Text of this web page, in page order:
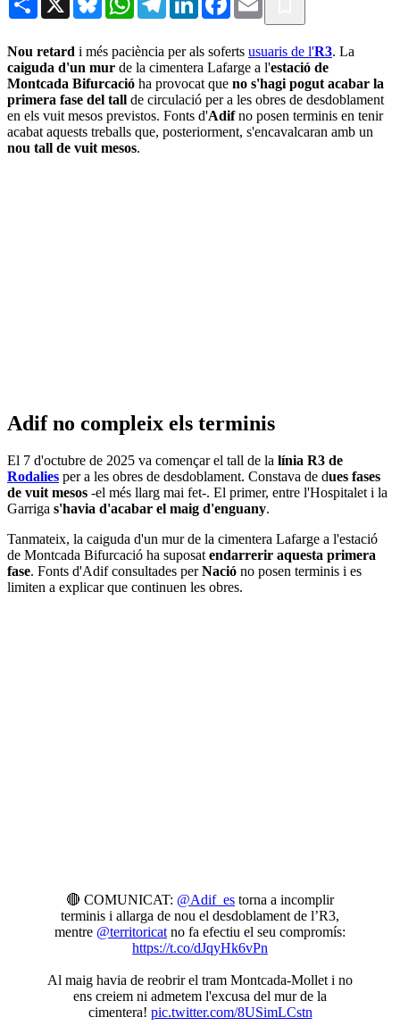
Nou retard i més paciència per als soferts usuaris de l'R3. La
caiguda d'un mur de la cimentera Lafarge a l'estació de
Montcada Bifurcació ha provocat que no s'hagi pogut acabar la
primera fase del tall de circulació per a les obres de desdoblament
en els vuit mesos previstos. Fonts d'Adif no posen terminis en tenir
acabat aquests treballs que, posteriorment, s'encavalcaran amb un
nou tall de vuit mesos.
Adif no compleix els terminis
El 7 d'octubre de 2025 va començar el tall de la línia R3 de
Rodalies per a les obres de desdoblament. Constava de dues fases
de vuit mesos -el més llarg mai fet-. El primer, entre l'Hospitalet i la
Garriga s'havia d'acabar el maig d'enguany.
Tanmateix, la caiguda d'un mur de la cimentera Lafarge a l'estació
de Montcada Bifurcació ha suposatendarrerir aquesta primera
fase. Fonts d'Adif consultades perNació no posen terminis i es
limiten a explicar que continuen les obres.
🔴 COMUNICAT: @Adif_es torna a incomplir
terminis i allarga de nou el desdoblament de l’R3,
mentre @territoricatno fa efectiu el seu compromís:
https://t.co/dJqyHk6vPn
Al maig havia de reobrir el tram Montcada-Mollet i no
ens creiem ni admetem l'excusa del mur de la
cimentera! pic.twitter.com/8USimLCstn